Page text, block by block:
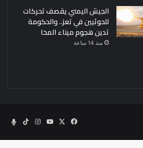
الجيش اليمني يقصف تحركات
للحوثيين في تعز.. والحكومة
تدين هجوم ميناء المخا
منذ 14 ساعة
فيسبوك ‫YouTubeانستقرام
‫TikTok